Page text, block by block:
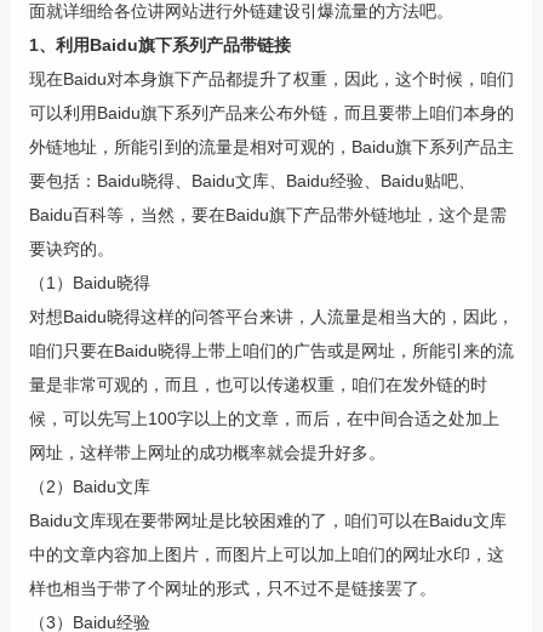
面就详细给各位讲网站进行外链建设引爆流量的方法吧。
1、利用Baidu旗下系列产品带链接
现在Baidu对本身旗下产品都提升了权重，因此，这个时候，咱们
可以利用Baidu旗下系列产品来公布外链，而且要带上咱们本身的
外链地址，所能引到的流量是相对可观的，Baidu旗下系列产品主
要包括：Baidu晓得、Baidu文库、Baidu经验、Baidu贴吧、
Baidu百科等，当然，要在Baidu旗下产品带外链地址，这个是需
要诀窍的。
（1）Baidu晓得
对想Baidu晓得这样的问答平台来讲，人流量是相当大的，因此，
咱们只要在Baidu晓得上带上咱们的广告或是网址，所能引来的流
量是非常可观的，而且，也可以传递权重，咱们在发外链的时
候，可以先写上100字以上的文章，而后，在中间合适之处加上
网址，这样带上网址的成功概率就会提升好多。
（2）Baidu文库
Baidu文库现在要带网址是比较困难的了，咱们可以在Baidu文库
中的文章内容加上图片，而图片上可以加上咱们的网址水印，这
样也相当于带了个网址的形式，只不过不是链接罢了。
（3）Baidu经验